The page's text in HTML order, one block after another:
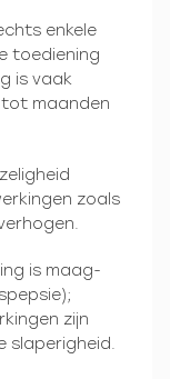
enkele
toediening
is vaak
tot maanden
zoals
is maag-
zijn
slaperigheid.